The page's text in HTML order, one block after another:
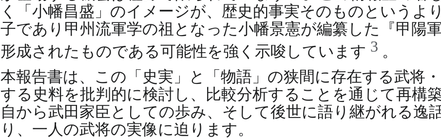
く「小幡昌盛」のイメージが、歴史的事実そのものというよ
子であり甲州流軍学の祖となった小幡景憲が編纂した『甲陽
形成されたものである可能性を強く示唆しています 3 。
本報告書は、この「史実」と「物語」の狭間に存在する武将
する史料を批判的に検討し、比較分析することを通じて再構
自から武田家臣としての歩み、そして後世に語り継がれる逸
り、一人の武将の実像に迫ります。